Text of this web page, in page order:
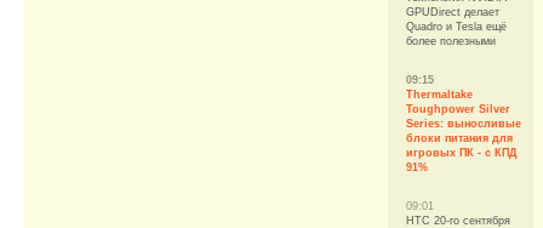
GPUDirect делает
Quadro и Tesla ещё
более полезными
09:15
Thermaltake
Toughpower Silver
Series: выносливые
блоки питания для
игровых ПК - с КПД
91%
09:01
HTC 20-го сентября